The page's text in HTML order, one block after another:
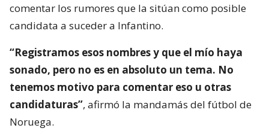
comentar los rumores que la sitúan como posible
candidata a suceder a Infantino.
“Registramos esos nombres y que el mío haya
sonado, pero no es en absoluto un tema. No
tenemos motivo para comentar eso u otras
candidaturas”, afirmó la mandamás del fútbol de
Noruega.